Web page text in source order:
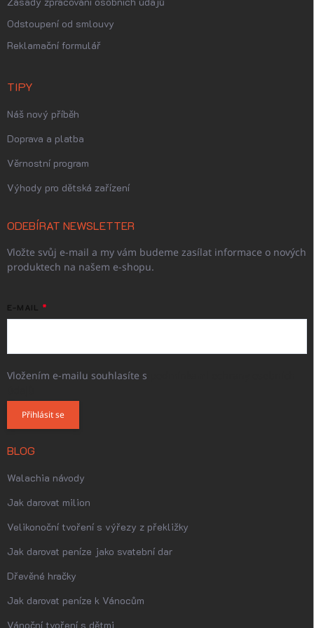
Odstoupení od smlouvy
Reklamační formulář
TIPY
Náš nový příběh
Doprava a platba
Věrnostní program
Výhody pro dětská zařízení
ODEBÍRAT NEWSLETTER
Vložte svůj e-mail a my vám budeme zasílat informace o nových
produktech na našem e-shopu.
E-MAIL
Vložením e-mailu souhlasíte s
Přihlásit se
BLOG
Walachia návody
Jak darovat milion
Velikonoční tvoření s výřezy z překližky
Jak darovat peníze jako svatební dar
Dřevěné hračky
Jak darovat peníze k Vánocům
Vánoční tvoření s dětmi